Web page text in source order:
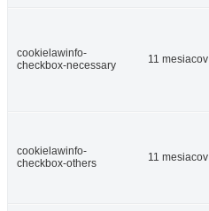
cookielawinfo-
checkbox-necessary
11 mesiacov
cookielawinfo-
checkbox-others
11 mesiacov